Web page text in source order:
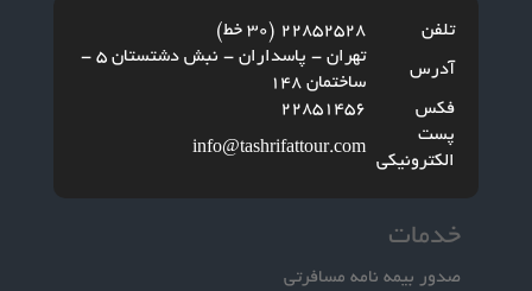
تلفن 22852528 (30 خط)
آدرس
تهران - پاسداران - نبش دشتستان 5 -
ساختمان 148
فکس
22851456
پست
الکترونیکی
info@tashrifattour.com
خدمات
صدور بیمه نامه مسافرتی